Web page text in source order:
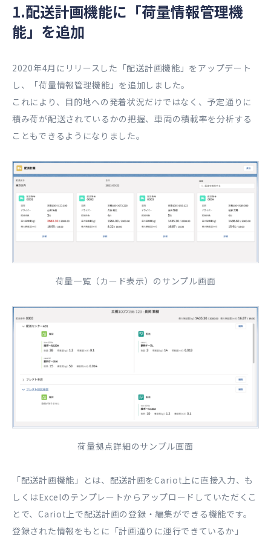
1.配送計画機能に「荷量情報管理機
能」を追加
2020年4月にリリースした「配送計画機能」をアップデート
し、「荷量情報管理機能」を追加しました。
これにより、目的地への発着状況だけではなく、予定通りに
積み荷が配送されているかの把握、車両の積載率を分析する
こともできるようになりました。
荷量一覧（カード表示）のサンプル画面
荷量拠点詳細のサンプル画面
「配送計画機能」とは、配送計画をCariot上に直接入力、も
しくはExcelのテンプレートからアップロードしていただくこ
とで、Cariot上で配送計画の登録・編集ができる機能です。
登録された情報をもとに「計画通りに運行できているか」